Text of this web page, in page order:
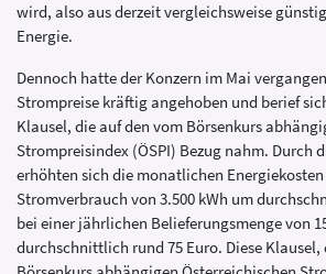
wird, also aus derzeit vergleichsweise
Energie.
Dennoch hatte der Konzern im Mai
Strompreise kräftig angehoben und berief
Klausel, die auf den vom Börsenkurs
Strompreisindex (ÖSPI) Bezug nahm. Durch
erhöhten sich die monatlichen
Stromverbrauch von 3.500 kWh um
bei einer jährlichen Belieferungsmenge von
durchschnittlich rund 75 Euro. Diese Klausel,